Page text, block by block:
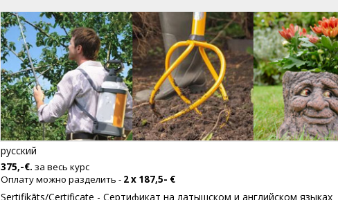
русский
375,-€. за весь курс
Оплату можно разделить - 2 x 187,5- €
Sertifikāts/Certificate - Сертификат на латышском и английском языках